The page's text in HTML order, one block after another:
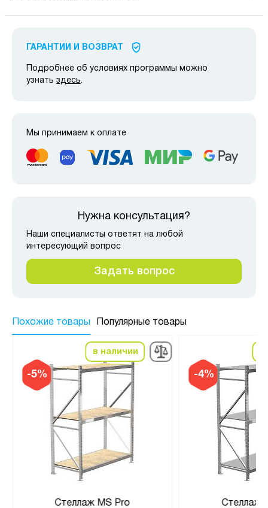
ГАРАНТИИ И ВОЗВРАТ
Подробнее об условиях программы можно
узнать здесь.
Мы принимаем к оплате
Нужна консультация?
Наши специалисты ответят на любой
интересующий вопрос
Задать вопрос
Похожие товары Популярные товары
-5%
в наличии
Стеллаж MS Pro
-4%
Стеллаж